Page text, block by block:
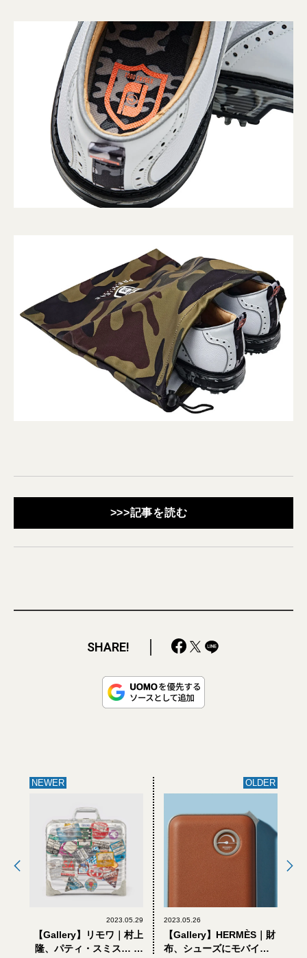
>>>記事を読む
SHARE!
NEWER
2023.05.29
【Gallery】リモワ｜村上
隆、パティ・スミス… 世
OLDER
2023.05.26
【Gallery】HERMÈS｜財
布、シューズにモバイル